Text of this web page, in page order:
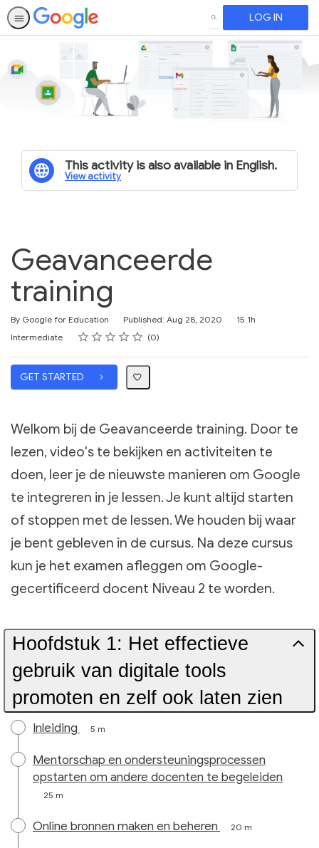
SEARCH LOG IN
This activity is also available in English.
View activity
Geavanceerde
training
By Google for Education Published: Aug 28, 2020
Duration
15.1h
Difficulty
Intermediate Rating
1 star
2 stars
3 stars
4 stars
5 stars
Average rating: 0 0
No reviews
GET STARTED
Welkom bij de Geavanceerde training. Door te
lezen, video's te bekijken en activiteiten te
doen, leer je de nieuwste manieren om Google
te integreren in je lessen. Je kunt altijd starten
of stoppen met de lessen. We houden bij waar
je bent gebleven in de cursus. Na deze cursus
kun je het examen afleggen om Google-
gecertificeerd docent Niveau 2 te worden.
Hoofdstuk 1: Het effectieve
gebruik van digitale tools
promoten en zelf ook laten zien
Inleiding 5 m
Mentorschap en ondersteuningsprocessen
opstarten om andere docenten te begeleiden
25 m
Online bronnen maken en beheren 20 m